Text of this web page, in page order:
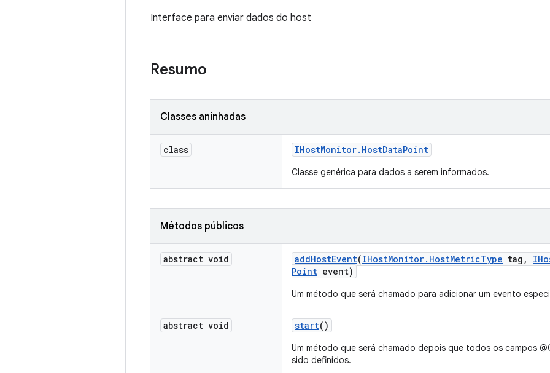
Interface para enviar dados do host
Resumo
Classes aninhadas
class IHostMonitor. HostDataPoint
Classe genérica para dados a serem informados.
Métodos públicos
abstract void addHostEvent(IHostMonitor. HostMetricType tag ,
Point event)
Um método que será chamado para adicionar um evento
abstract void start()
Um método que será chamado depois que todos os campos
sido definidos.